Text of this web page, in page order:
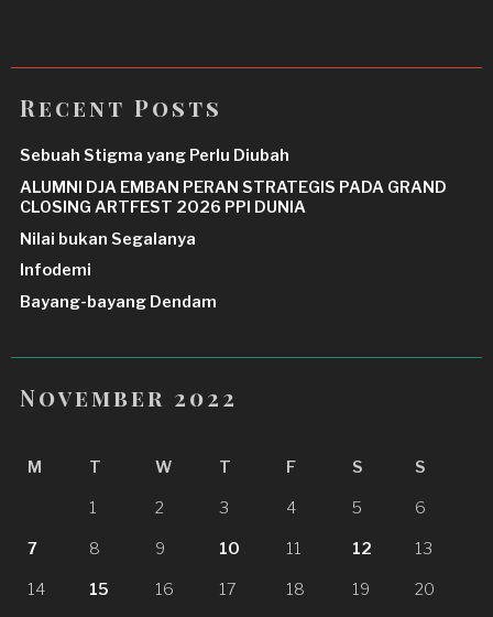
Recent Posts
Sebuah Stigma yang Perlu Diubah
ALUMNI DJA EMBAN PERAN STRATEGIS PADA GRAND
CLOSING ARTFEST 2026 PPI DUNIA
Nilai bukan Segalanya
Infodemi
Bayang-bayang Dendam
November 2022
M T W T F S S
1 2 3 4 5 6
7 8 9 10 11 12 13
14 15 16 17 18 19 20